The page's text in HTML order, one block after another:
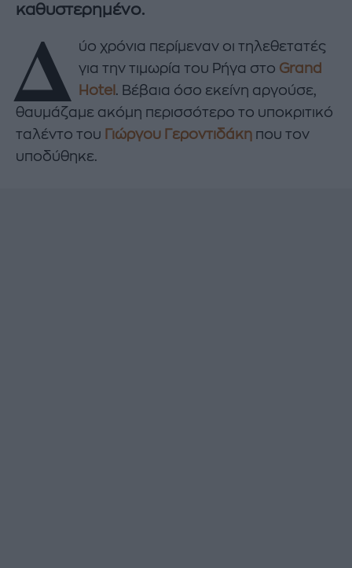
καθυστερημένo.
Δ
ύο χρόνια περίμεναν οι τηλεθετατές
για την τιμωρία του Ρήγα στο Grand
Hotel . Βέβαια όσο εκείνη αργούσε,
θαυμάζαμε ακόμη περισσότερο το υποκριτικό
ταλέντο του Γιώργου Γεροντιδάκη που τον
υποδύθηκε.